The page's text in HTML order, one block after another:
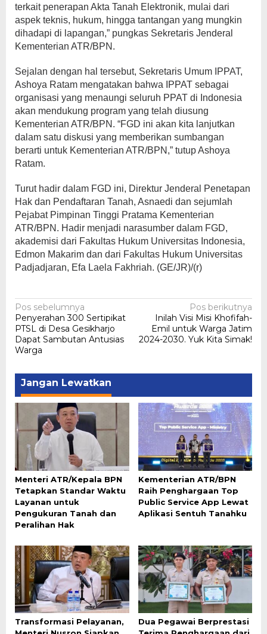
terkait penerapan Akta Tanah Elektronik, mulai dari
aspek teknis, hukum, hingga tantangan yang mungkin
dihadapi di lapangan,” pungkas Sekretaris Jenderal
Kementerian ATR/BPN.
Sejalan dengan hal tersebut, Sekretaris Umum IPPAT,
Ashoya Ratam mengatakan bahwa IPPAT sebagai
organisasi yang menaungi seluruh PPAT di Indonesia
akan mendukung program yang telah diusung
Kementerian ATR/BPN. “FGD ini akan kita lanjutkan
dalam satu diskusi yang memberikan sumbangan
berarti untuk Kementerian ATR/BPN,” tutup Ashoya
Ratam.
Turut hadir dalam FGD ini, Direktur Jenderal Penetapan
Hak dan Pendaftaran Tanah, Asnaedi dan sejumlah
Pejabat Pimpinan Tinggi Pratama Kementerian
ATR/BPN. Hadir menjadi narasumber dalam FGD,
akademisi dari Fakultas Hukum Universitas Indonesia,
Edmon Makarim dan dari Fakultas Hukum Universitas
Padjadjaran, Efa Laela Fakhriah. (GE/JR)/(r)
Navigasi
pos
Pos sebelumnya
Penyerahan 300 Sertipikat
PTSL di Desa Gesikharjo
Dapat Sambutan Antusias
Warga
Pos berikutnya
Inilah Visi Misi Khofifah-
Emil untuk Warga Jatim
2024-2030. Yuk Kita Simak!
Jangan Lewatkan
Menteri ATR/Kepala BPN
Tetapkan Standar Waktu
Layanan untuk
Pengukuran Tanah dan
Peralihan Hak
Kementerian ATR/BPN
Raih Penghargaan Top
Public Service App Lewat
Aplikasi Sentuh Tanahku
Transformasi Pelayanan,
Dua Pegawai Berprestasi